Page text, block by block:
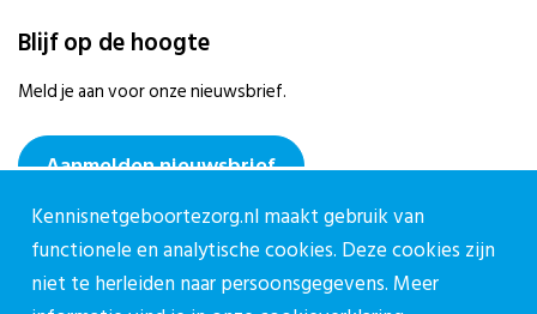
Blijf op de hoogte
Meld je aan voor onze nieuwsbrief.
Aanmelden nieuwsbrief
Kennisnetgeboortezorg.nl maakt gebruik van
functionele en analytische cookies. Deze cookies zijn
niet te herleiden naar persoonsgegevens. Meer